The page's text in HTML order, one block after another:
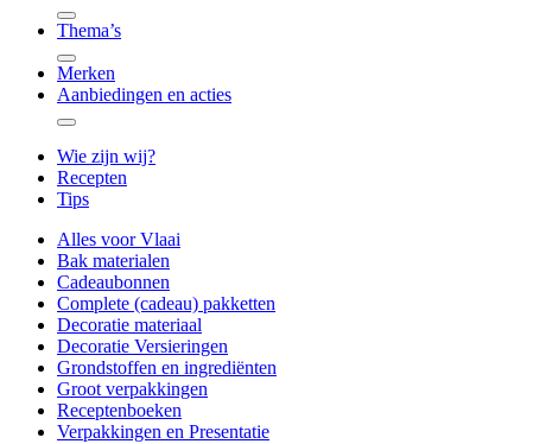
Thema’s
Merken
Aanbiedingen en acties
Wie zijn wij?
Recepten
Tips
Alles voor Vlaai
Bak materialen
Cadeaubonnen
Complete (cadeau) pakketten
Decoratie materiaal
Decoratie Versieringen
Grondstoffen en ingrediënten
Groot verpakkingen
Receptenboeken
Verpakkingen en Presentatie